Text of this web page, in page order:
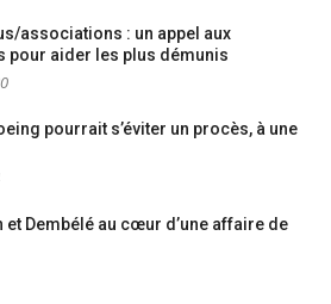
associations : un appel aux
pour aider les plus démunis
pourrait s’éviter un procès, à une
et Dembélé au cœur d’une affaire de